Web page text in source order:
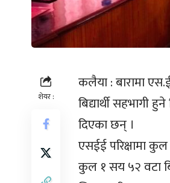
शेयर :
कलैया : बारामा
बिद्यार्थी सहभागी
दिएका छन् ।
एसईई परिक्षामा
कुल १ सय ५२ वटा